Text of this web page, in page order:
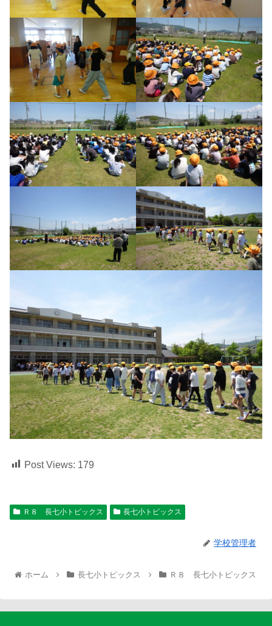
Post Views: 179
Ｒ８ 長七小トピックス 長七小トピックス
学校管理者
ホーム 長七小トピックス Ｒ８ 長七小トピックス